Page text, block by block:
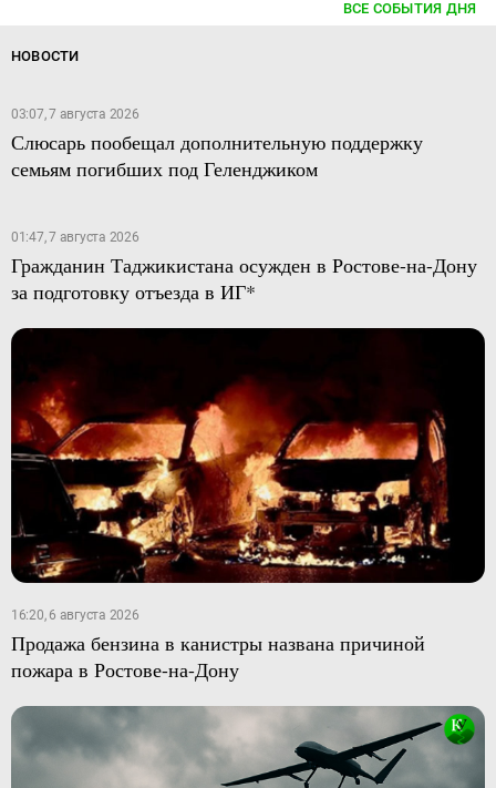
ВСЕ СОБЫТИЯ ДНЯ
НОВОСТИ
03:07, 7 августа 2026
Слюсарь пообещал дополнительную поддержку
семьям погибших под Геленджиком
01:47, 7 августа 2026
Гражданин Таджикистана осужден в Ростове-на-Дону
за подготовку отъезда в ИГ*
16:20, 6 августа 2026
Продажа бензина в канистры названа причиной
пожара в Ростове-на-Дону